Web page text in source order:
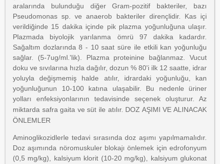
aralarında bulunduğu diğer Gram-pozitif bakteriler, bazı
Pseudomonas sp. ve anaerob bakteriler dirençlidir. Kas içi
verildiğinde 15 dakika içinde pik plazma yoğunluğuna ulaşır.
Plazmada biyolojik yarılanma ömrü 97 dakika kadardır.
Sağaltım dozlarında 8 - 10 saat süre ile etkili kan yoğunluğu
sağlar. (5-7ug/ml.'lik). Plazma proteinine bağlanmaz. Vucut
doku ve sıvılarına hızla dağılır, dozun % 80'i ilk 12 saatte, idrar
yoluyla değişmemiş halde atılır, idrardaki yoğunluğu, kan
yoğunluğunun 10-100 katına ulaşabilir. Bu nedenle üriner
yolları enfeksiyonlarının tedavisinde seçenek oluşturur. Az
miktarda safra gaita ve süt ile atılır. DOZ AŞIMI VE ALINACAK
ÖNLEMLER
Aminoglikozidlerle tedavi sırasında doz aşımı yapılmamalıdır.
Doz aşımında nöromuskuler blokajı önlemek için edrofonyum
(0,5 mg/kg), kalsiyum klorit (10-20 mg/kg), kalsiyum glukonat